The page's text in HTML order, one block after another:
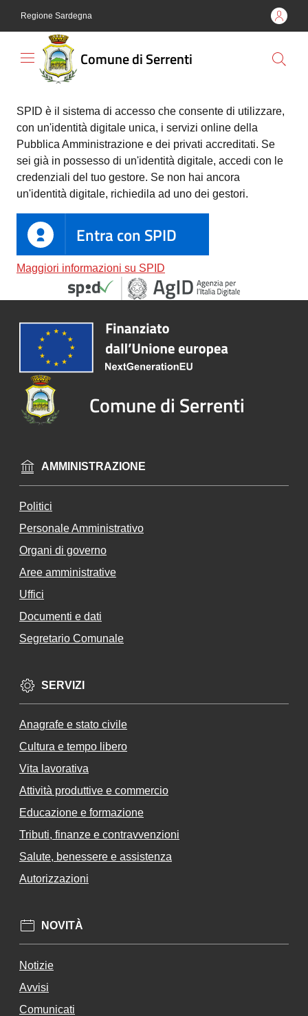
Regione Sardegna
Comune di Serrenti
di
Serrenti
Amministrazione
Novità
Servizi
Serrenti
Tutti
Un
io
ne
de
Co
m
un
rre
Ca
m
pi
no
Seguici
SPID è il sistema di accesso che consente di utilizzare,
con un'identità digitale unica, i servizi online della
Pubblica Amministrazione e dei privati accreditati. Se
sei già in possesso di un'identità digitale, accedi con le
credenziali del tuo gestore. Se non hai ancora
un'identità digitale, richiedila ad uno dei gestori.
Entra con SPID
Maggiori informazioni su SPID
Comune di Serrenti
AMMINISTRAZIONE
Politici
Personale Amministrativo
Organi di governo
Aree amministrative
Uffici
Documenti e dati
Segretario Comunale
SERVIZI
Anagrafe e stato civile
Cultura e tempo libero
Vita lavorativa
Attività produttive e commercio
Educazione e formazione
Tributi, finanze e contravvenzioni
Salute, benessere e assistenza
Autorizzazioni
NOVITÀ
Notizie
Avvisi
Comunicati